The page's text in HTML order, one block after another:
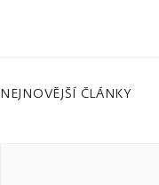
NEJNOVĚJŠÍ ČLÁNKY